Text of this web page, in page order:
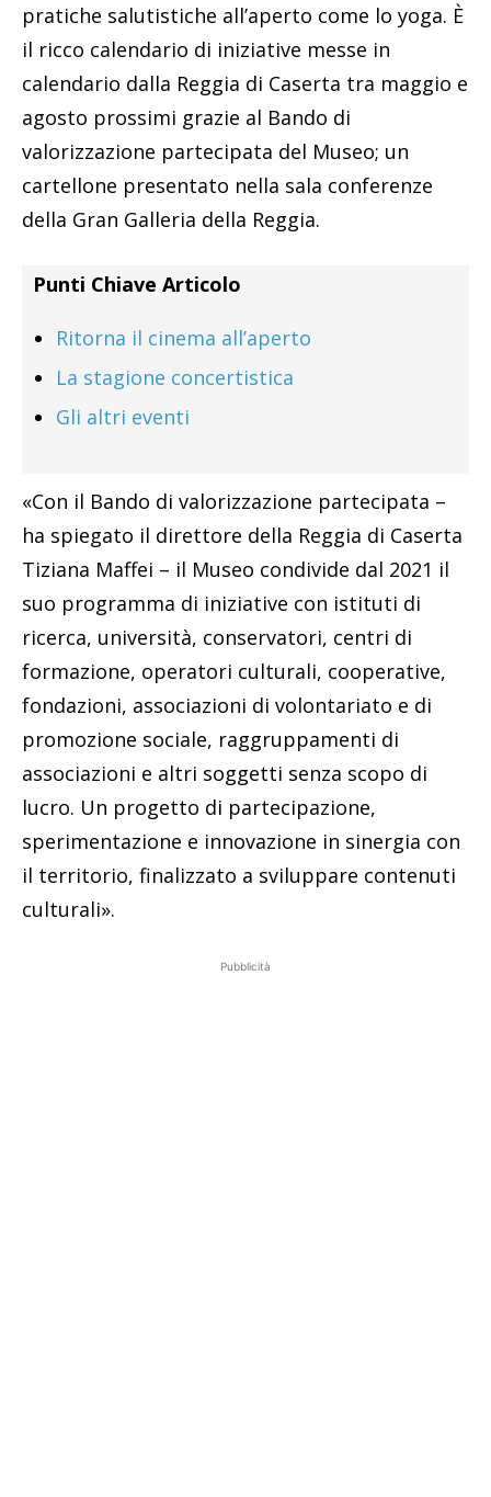
pratiche salutistiche all’aperto come lo yoga. È
il ricco calendario di iniziative messe in
calendario dalla Reggia di Caserta tra maggio e
agosto prossimi grazie al Bando di
valorizzazione partecipata del Museo; un
cartellone presentato nella sala conferenze
della Gran Galleria della Reggia.
Punti Chiave Articolo
Ritorna il cinema all’aperto
La stagione concertistica
Gli altri eventi
«Con il Bando di valorizzazione partecipata –
ha spiegato il direttore della Reggia di Caserta
Tiziana Maffei – il Museo condivide dal 2021 il
suo programma di iniziative con istituti di
ricerca, università, conservatori, centri di
formazione, operatori culturali, cooperative,
fondazioni, associazioni di volontariato e di
promozione sociale, raggruppamenti di
associazioni e altri soggetti senza scopo di
lucro. Un progetto di partecipazione,
sperimentazione e innovazione in sinergia con
il territorio, finalizzato a sviluppare contenuti
culturali».
Pubblicità